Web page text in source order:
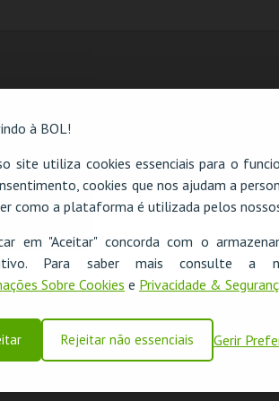
à BOL!
site utiliza cookies essenciais para o
cookies que nos ajudam a
como a plataforma é utilizada pelos
em "Aceitar" concorda com o
Para saber mais consulte a
Sobre Cookies e Privacidade &
Rejeitar não essenciais Gerir
O evento escolhido não está
OK